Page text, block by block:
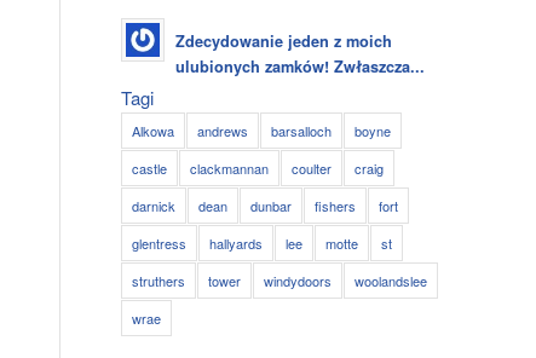
Zdecydowanie jeden z moich
ulubionych zamków! Zwłaszcza...
Tagi
Alkowa andrews barsalloch
boyne
castle
clackmannan coulter
craig
darnick
dean dunbar fishers
fort
glentress
hallyards lee motte
st
struthers
tower windydoors
woolandslee
wrae